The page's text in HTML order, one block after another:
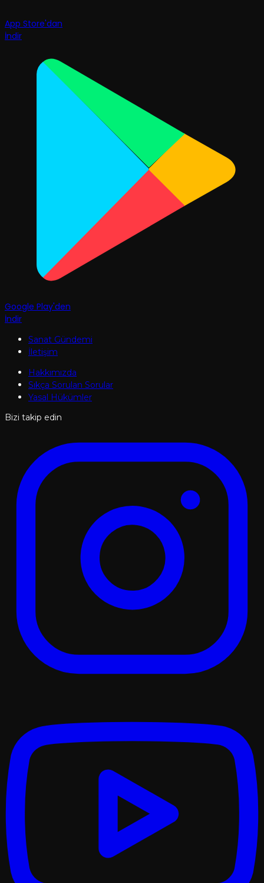
App Store'dan
İndir
Google Play'den
İndir
Sanat Gündemi
İletişim
Hakkımızda
Sıkça Sorulan Sorular
Yasal Hükümler
Bizi takip edin